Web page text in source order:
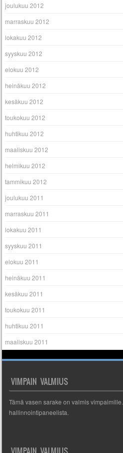
joulukuu 2012
marraskuu 2012
lokakuu 2012
syyskuu 2012
elokuu 2012
heinäkuu 2012
kesäkuu 2012
toukokuu 2012
huhtikuu 2012
maaliskuu 2012
helmikuu 2012
tammikuu 2012
joulukuu 2011
marraskuu 2011
lokakuu 2011
syyskuu 2011
elokuu 2011
heinäkuu 2011
kesäkuu 2011
toukokuu 2011
huhtikuu 2011
maaliskuu 2011
VIMPAIN VALMIUS
Tämä vasen sarake on valmis
hallinnointipaneelista.